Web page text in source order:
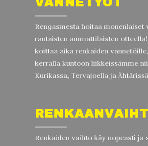
VANNETYÖT
Rengasmesta hoitaa monenlaiset
rautaisten ammattilaisten
koittaa aika renkaiden
kerralla kuntoon liikkeissämme
Kurikassa, Tervajoella ja
Renkaiden vaihto käy nopeasti ja